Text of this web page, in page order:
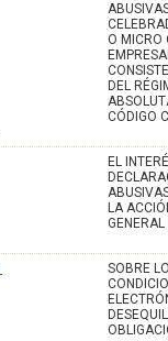
O MICRO
DEL
CÓDIGO
EL
LA
GENERAL
SOBRE